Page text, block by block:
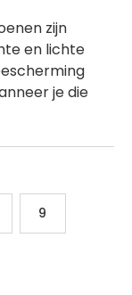
zijn
en lichte
je die
9